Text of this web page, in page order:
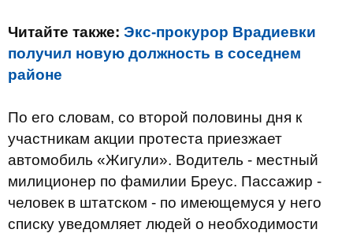
Читайте также: Экс-прокурор Врадиевки
получил новую должность в соседнем
районе
По его словам, со второй половины дня к
участникам акции протеста приезжает
автомобиль «Жигули». Водитель - местный
милиционер по фамилии Бреус. Пассажир -
человек в штатском - по имеющемуся у него
списку уведомляет людей о необходимости